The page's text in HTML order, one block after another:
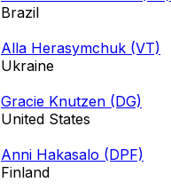
Brazil
Alla Herasymchuk (VT)
Ukraine
Gracie Knutzen (DG)
United States
Anni Hakasalo (DPF)
Finland